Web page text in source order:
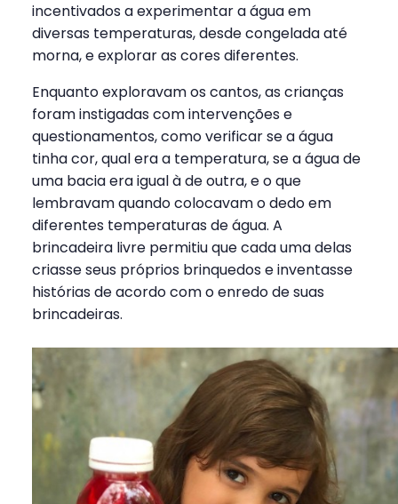
incentivados a experimentar a água em
diversas temperaturas, desde congelada até
morna, e explorar as cores diferentes.
Enquanto exploravam os cantos, as crianças
foram instigadas com intervenções e
questionamentos, como verificar se a água
tinha cor, qual era a temperatura, se a água de
uma bacia era igual à de outra, e o que
lembravam quando colocavam o dedo em
diferentes temperaturas de água. A
brincadeira livre permitiu que cada uma delas
criasse seus próprios brinquedos e inventasse
histórias de acordo com o enredo de suas
brincadeiras.